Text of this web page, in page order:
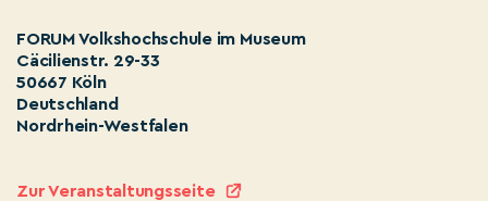
FORUM Volkshochschule im Museum
Cäcilienstr. 29-33
50667 Köln
Deutschland
Nordrhein-Westfalen
Zur Veranstaltungsseite